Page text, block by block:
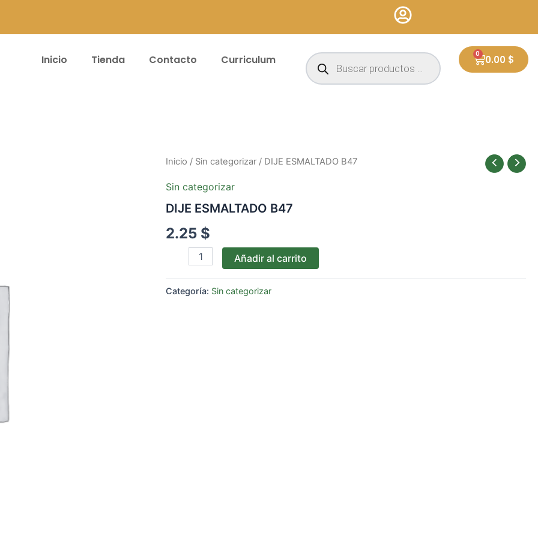
Inicio Tienda Contacto Curriculum
Búsqueda
de
productos
0.00 $
0
Cart
Inicio / Sin categorizar / DIJE ESMALTADO B47
Sin categorizar
DIJE ESMALTADO B47
2.25 $
DIJE
B47
Añadir al carrito
Categoría: Sin categorizar